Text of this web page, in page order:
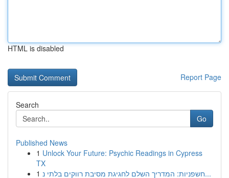
HTML is disabled
Report Page
Search
Go
Published News
1 Unlock Your Future: Psychic Readings in Cypress
TX
1
חשפניות: המדריך השלם לחגיגת מסיבת רווקים בלתי נ...